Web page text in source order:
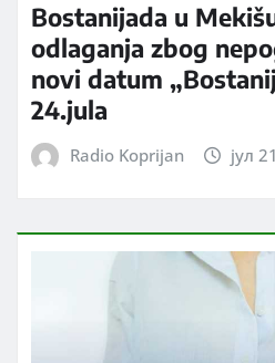
Bostanijada u
odlaganja zbog
novi datum
24.jula
Radio Koprijan јул